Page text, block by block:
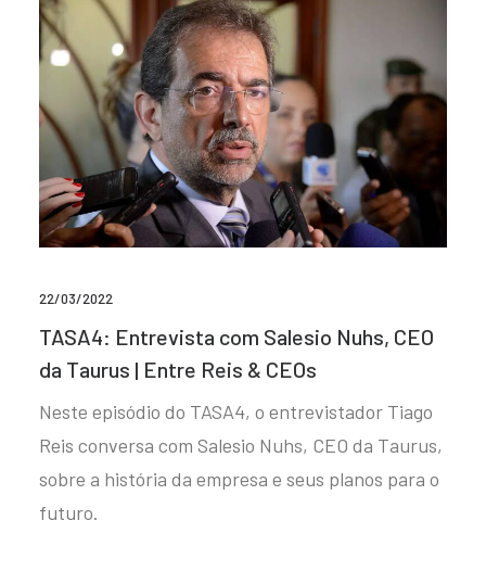
22/03/2022
TASA4: Entrevista com Salesio Nuhs, CEO
da Taurus | Entre Reis & CEOs
Neste episódio do TASA4, o entrevistador Tiago
Reis conversa com Salesio Nuhs, CEO da Taurus,
sobre a história da empresa e seus planos para o
futuro.